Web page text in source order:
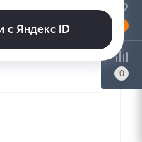
0
0